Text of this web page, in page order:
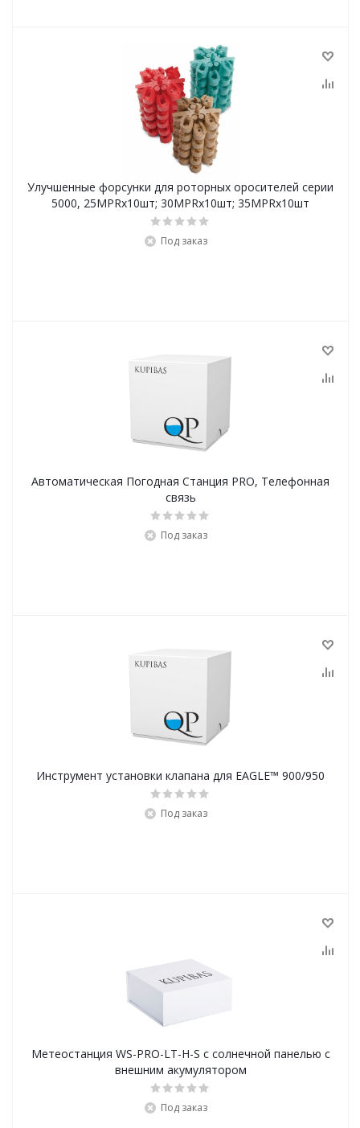
Улучшенные форсунки для роторных оросителей серии
5000, 25MPRх10шт; 30MPRх10шт; 35MPRх10шт
Под заказ
Автоматическая Погодная Станция PRO, Телефонная
связь
Под заказ
Инструмент установки клапана для EAGLE™ 900/950
Под заказ
Метеостанция WS-PRO-LT-H-S с солнечной панелью с
внешним акумулятором
Под заказ